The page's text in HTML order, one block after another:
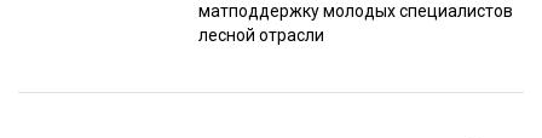
матподдержку молодых специалистов
лесной отрасли